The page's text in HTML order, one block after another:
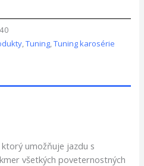
,Tuning,Tuning karosérie
umožňuje jazdu s
všetkých poveternostných